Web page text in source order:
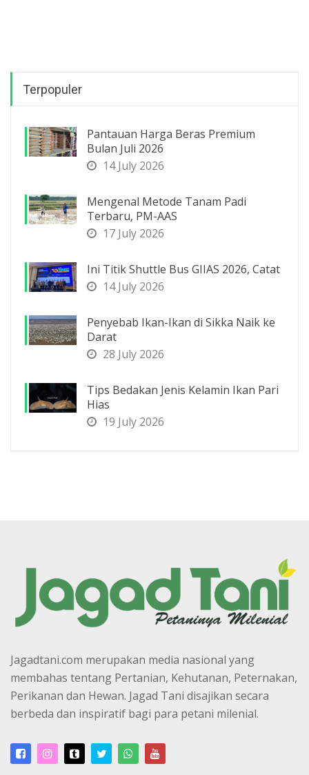
Terpopuler
Pantauan Harga Beras Premium
Bulan Juli 2026
14 July 2026
Mengenal Metode Tanam Padi
Terbaru, PM-AAS
17 July 2026
Ini Titik Shuttle Bus GIIAS 2026, Catat
14 July 2026
Penyebab Ikan-Ikan di Sikka Naik ke
Darat
28 July 2026
Tips Bedakan Jenis Kelamin Ikan Pari
Hias
19 July 2026
Jagadtani.com merupakan media nasional yang
membahas tentang Pertanian, Kehutanan, Peternakan,
Perikanan dan Hewan. Jagad Tani disajikan secara
berbeda dan inspiratif bagi para petani milenial.